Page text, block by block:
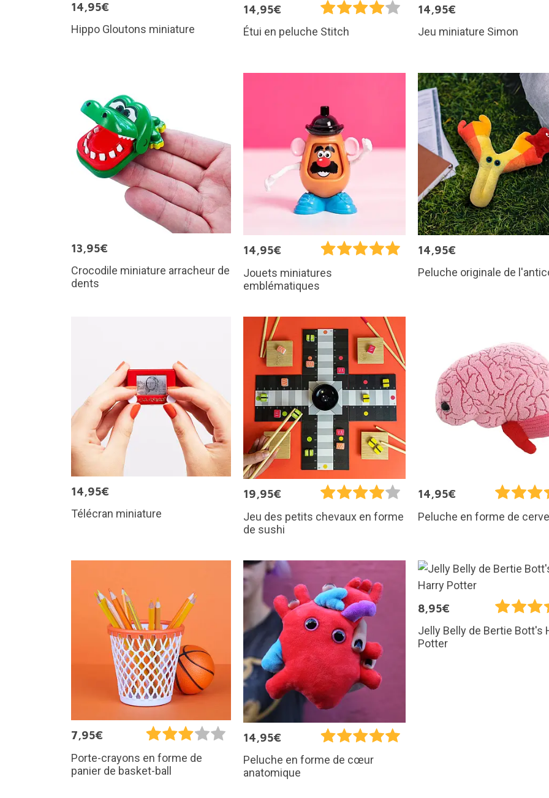
14,95€
Hippo Gloutons miniature
14,95€
Étui en peluche Stitch
14,95€
Jeu miniature Simon
13,95€
Crocodile miniature arracheur de
dents
14,95€
Jouets miniatures
emblématiques
14,95€
Peluche originale de
14,95€
Télécran miniature
19,95€
Jeu des petits chevaux en forme
de sushi
14,95€
Peluche en forme de
7,95€
Porte-crayons en forme de
panier de basket-ball
14,95€
Peluche en forme de cœur
anatomique
8,95€
Jelly Belly de Bertie Bott's
Potter